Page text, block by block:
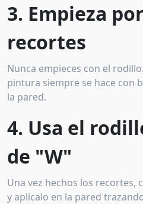
3. Empieza
recortes
Nunca empieces con el
pintura siempre se hace con
la pared.
4. Usa el
de "W"
Una vez hechos los recortes,
y aplícalo en la pared